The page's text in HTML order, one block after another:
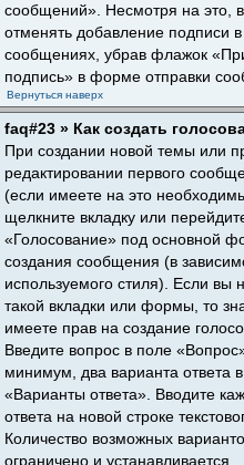
сообщений». Несмотря на это,
отменять добавление подписи
сообщениях, убрав флажок
подпись» в форме отправки
Вернуться наверх
faq#23 » Как создать
При создании новой темы или
редактировании первого
(если имеете на это
щелкните вкладку или
«Голосование» под основной
создания сообщения (в
используемого стиля). Если вы
такой вкладки или формы, то
имеете прав на создание
Введите вопрос в поле
минимум, два варианта ответа
«Варианты ответа». Вводите
ответа на новой строке
Количество возможных
ограничено и устанавливается